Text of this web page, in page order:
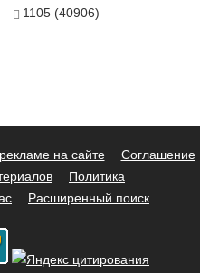
1105 (40906)
на сайте
Соглашение
Политика
Расширенный поиск